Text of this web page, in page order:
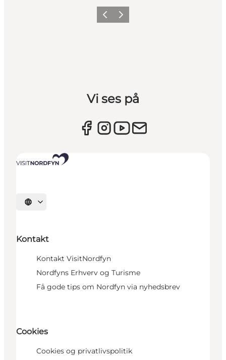
Forrige billede
Næste billede
Vi ses på
Vælg sprog
Kontakt
Kontakt VisitNordfyn
Nordfyns Erhverv og Turisme
Få gode tips om Nordfyn via nyhedsbrev
Cookies
Cookies og privatlivspolitik